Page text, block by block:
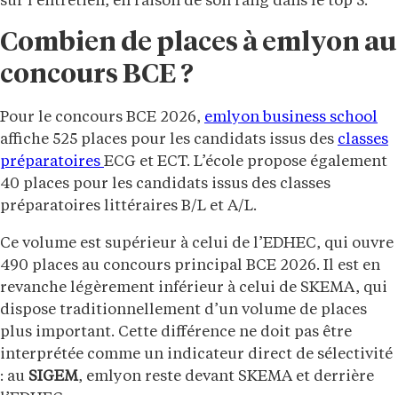
Combien de places à emlyon au
concours BCE ?
Pour le concours BCE 2026, emlyon business school
affiche 525 places pour les candidats issus des classes
préparatoires ECG et ECT. L’école propose également
40 places pour les candidats issus des classes
préparatoires littéraires B/L et A/L.
Ce volume est supérieur à celui de l’EDHEC, qui ouvre
490 places au concours principal BCE 2026. Il est en
revanche légèrement inférieur à celui de SKEMA, qui
dispose traditionnellement d’un volume de places
plus important. Cette différence ne doit pas être
interprétée comme un indicateur direct de sélectivité
: au SIGEM, emlyon reste devant SKEMA et derrière